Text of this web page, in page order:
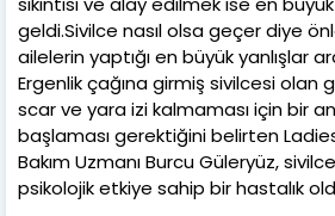
geldi.Sivilce nasıl olsa geçer diye
ailelerin yaptığı en büyük yanlışlar
Ergenlik çağına girmiş sivilcesi olan
scar ve yara izi kalmaması için bir
başlaması gerektiğini belirten
Bakım Uzmanı Burcu Güleryüz,
psikolojik etkiye sahip bir hastalık